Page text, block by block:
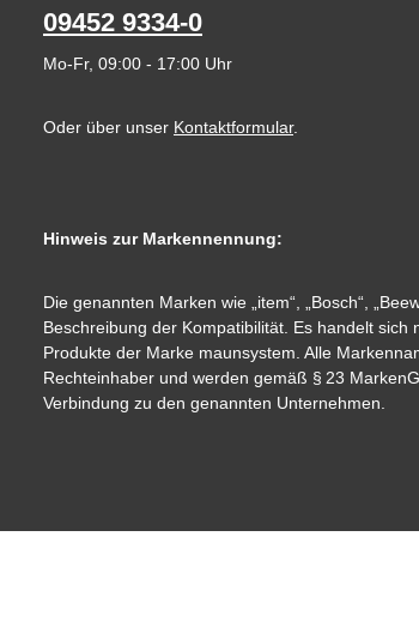
09452 9334-0
Mo-Fr, 09:00 - 17:00 Uhr
Oder über unser Kontaktformular.
Hinweis zur Markennennung:
Die genannten Marken wie „item“, „Bosch“,
Beschreibung der Kompatibilität. Es handelt
Produkte der Marke maunsystem. Alle
Rechteinhaber und werden gemäß § 23
Verbindung zu den genannten Unternehmen.